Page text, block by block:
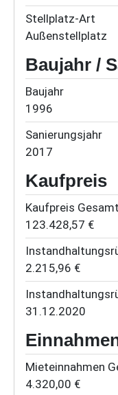
Stellplatz-Art
Außenstellplatz
Baujahr /
Baujahr
1996
Sanierungsjahr
2017
Kaufpreis
Kaufpreis Gesamt
123.428,57 €
2.215,96 €
31.12.2020
Mieteinnahmen
4.320,00 €